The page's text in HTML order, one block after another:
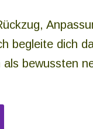
begleite dich
bewussten